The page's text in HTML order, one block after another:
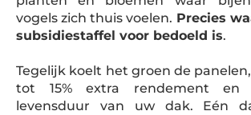
vogels zich thuis voelen. Precies
subsidiestaffel voor bedoeld is.
Tegelijk koelt het groen de
tot 15% extra rendement en
levensduur van uw dak. Eén